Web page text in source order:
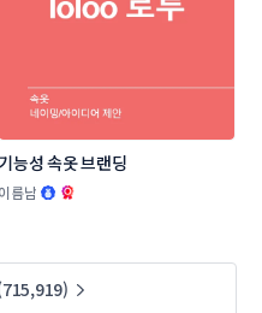
기능성 속옷 브랜딩
이름남